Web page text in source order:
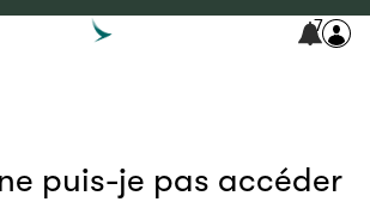
7
puis-je pas accéder